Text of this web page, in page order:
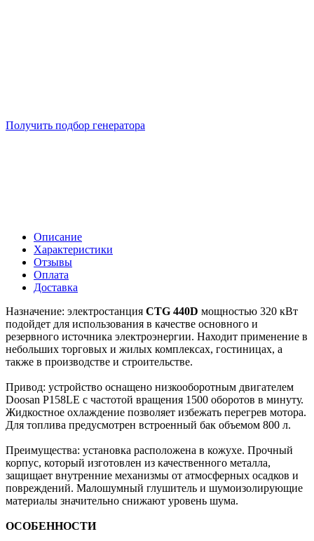
Получить подбор генератора
Описание
Характеристики
Отзывы
Оплата
Доставка
Назначение: электростанция CTG 440D мощностью 320 кВт
подойдет для использования в качестве основного и
резервного источника электроэнергии. Находит применение в
небольших торговых и жилых комплексах, гостиницах, а
также в производстве и строительстве.
Привод: устройство оснащено низкооборотным двигателем
Doosan P158LE с частотой вращения 1500 оборотов в минуту.
Жидкостное охлаждение позволяет избежать перегрев мотора.
Для топлива предусмотрен встроенный бак объемом 800 л.
Преимущества: установка расположена в кожухе. Прочный
корпус, который изготовлен из качественного металла,
защищает внутренние механизмы от атмосферных осадков и
повреждений. Малошумный глушитель и шумоизолирующие
материалы значительно снижают уровень шума.
ОСОБЕННОСТИ